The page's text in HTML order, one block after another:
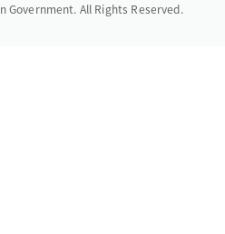
Government. All Rights Reserved.